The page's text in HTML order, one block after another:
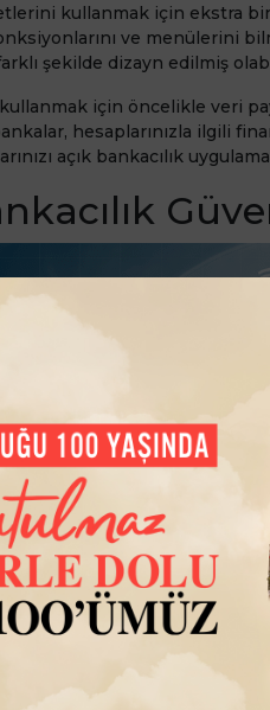
kullanmak için ekstra
ve menülerini
şekilde dizayn edilmiş
kullanmak için öncelikle veri
hesaplarınızla ilgili
açık bankacılık